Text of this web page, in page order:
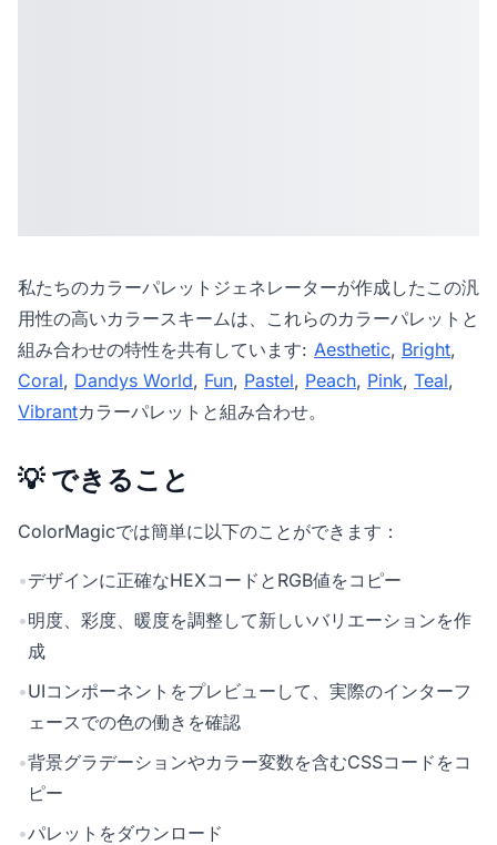
私たちのカラーパレットジェネレーターが作成したこの汎
用性の高いカラースキームは、これらのカラーパレットと
組み合わせの特性を共有しています: Aesthetic, Bright,
Coral, Dandys World, Fun, Pastel, Peach, Pink, Teal,
Vibrantカラーパレットと組み合わせ。
💡 できること
ColorMagicでは簡単に以下のことができます：
•デザインに正確なHEXコードとRGB値をコピー
•明度、彩度、暖度を調整して新しいバリエーションを作
成
•UIコンポーネントをプレビューして、実際のインターフ
ェースでの色の働きを確認
•背景グラデーションやカラー変数を含むCSSコードをコ
ピー
•パレットをダウンロード